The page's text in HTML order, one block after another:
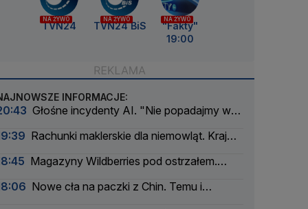
NA ŻYWO
TVN24
NA ŻYWO
TVN24 BiS
NA ŻYWO
"Fakty"
19:00
INFORMACJE:
Głośne incydenty AI. "Nie popadajmy w
Rachunki maklerskie dla niemowląt. Kraj
Magazyny Wildberries pod ostrzałem.
Nowe cła na paczki z Chin. Temu i